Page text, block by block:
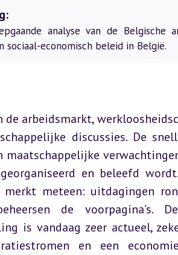
analyse van de Belgische
sociaal-economisch beleid in België.
de arbeidsmarkt,
discussies. De
maatschappelijke
en beleefd
meteen: uitdagingen
de
is vandaag zeer actueel,
en een